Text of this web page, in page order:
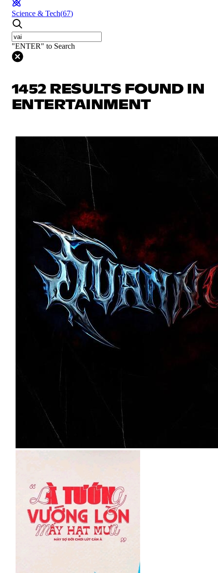
Science & Tech(67)
"ENTER" to Search
1452 RESULTS FOUND IN
ENTERTAINMENT